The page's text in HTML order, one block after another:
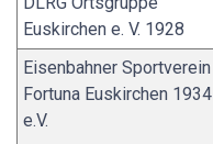
Euskirchen e. V. 1928
Eisenbahner Sportverein
Fortuna Euskirchen 1934
e.V.